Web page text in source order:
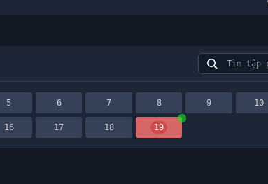
5 6 7 8 9 10
16 17 18 19